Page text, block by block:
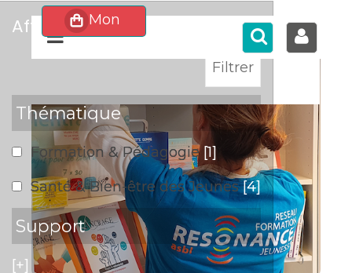
affiner
Thématique
Formation & Pédagogie [1]
Santé & Bien-être des Jeunes[4]
Support
[+]